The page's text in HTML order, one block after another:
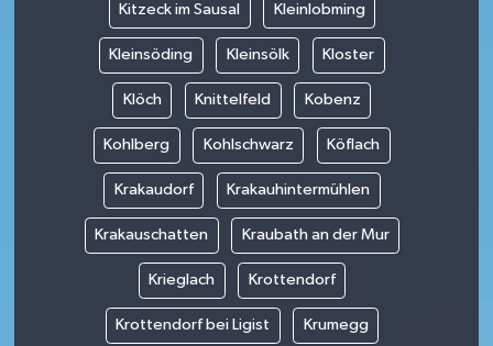
Kitzeck im Sausal Kleinlobming
Kleinsöding Kleinsölk Kloster
Klöch Knittelfeld Kobenz
Kohlberg Kohlschwarz Köflach
Krakaudorf Krakauhintermühlen
Krakauschatten Kraubath an der Mur
Krieglach Krottendorf
Krottendorf bei Ligist Krumegg